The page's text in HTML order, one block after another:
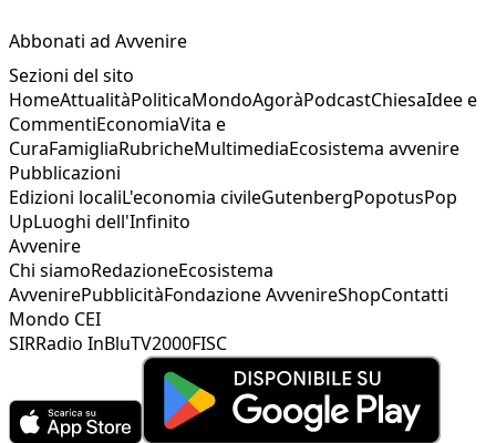
Abbonati ad Avvenire
Sezioni del sito
HomeAttualitàPoliticaMondoAgoràPodcastChiesaIdee e
CommentiEconomiaVita e
CuraFamigliaRubricheMultimediaEcosistema avvenire
Pubblicazioni
Edizioni localiL'economia civileGutenbergPopotusPop
UpLuoghi dell'Infinito
Avvenire
Chi siamoRedazioneEcosistema
AvvenirePubblicitàFondazione AvvenireShopContatti
Mondo CEI
SIRRadio InBluTV2000FISC